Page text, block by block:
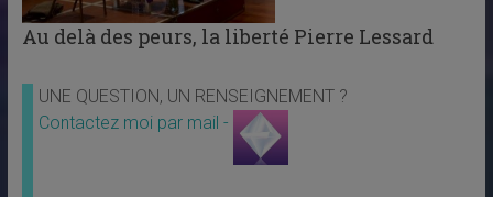
Au delà des peurs, la liberté Pierre Lessard
UNE QUESTION, UN RENSEIGNEMENT ?
Contactez moi par mail -